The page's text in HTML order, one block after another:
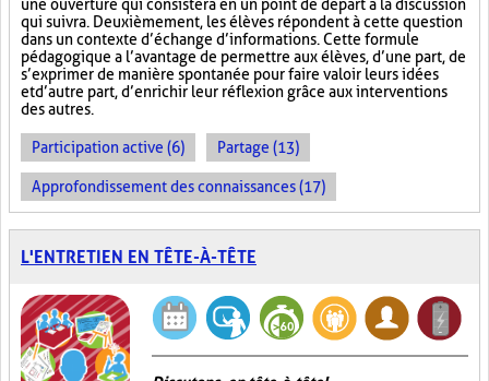
une ouverture qui consistera en un point de départ à la discussion
qui suivra. Deuxièmement, les élèves répondent à cette question
dans un contexte d’échange d’informations. Cette formule
pédagogique a l’avantage de permettre aux élèves, d’une part, de
s’exprimer de manière spontanée pour faire valoir leurs idées
et d’autre part, d’enrichir leur réflexion grâce aux interventions
des autres.
Participation active (6) Partage (13)
Approfondissement des connaissances (17)
L'ENTRETIEN EN TÊTE-À-TÊTE